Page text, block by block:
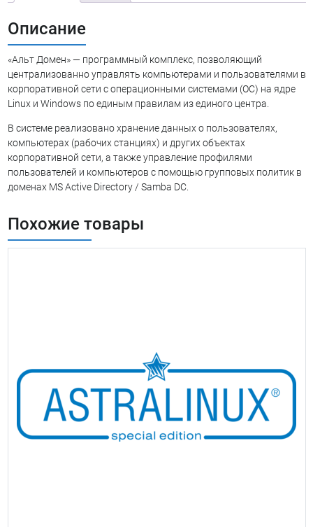
Описание
«Альт Домен» — программный комплекс, позволяющий
централизованно управлять компьютерами и пользователями в
корпоративной сети с операционными системами (ОС) на ядре
Linux и Windows по единым правилам из единого центра.
В системе реализовано хранение данных о пользователях,
компьютерах (рабочих станциях) и других объектах
корпоративной сети, а также управление профилями
пользователей и компьютеров с помощью групповых политик в
доменах MS Active Directory / Samba DC.
Похожие товары